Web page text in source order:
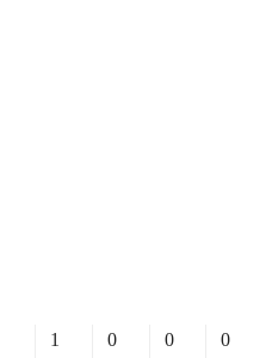
1
0
0
0